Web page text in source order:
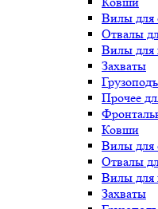
Вилы для
Отвалы
Вилы для
Захваты
Прочее
Ковши
Вилы для
Отвалы
Вилы для
Захваты